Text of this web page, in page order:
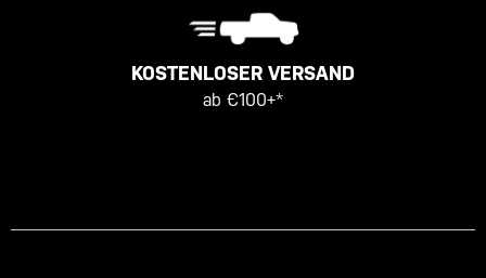
KOSTENLOSER VERSAND
ab €100+*